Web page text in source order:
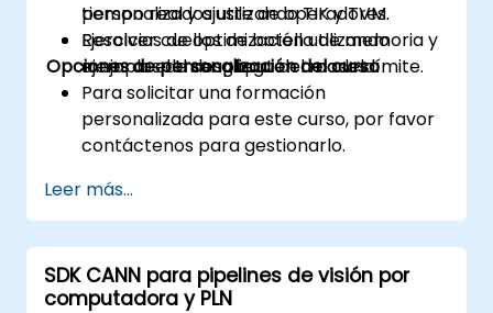
personalizados utilizando TIK y TVM.
Resolver cuellos de botella de memoria y
mejorar el throughput del modelo.
tiempo real y ajuste de operadores.
Ejercicios de optimización utilizando
ejemplos de despliegue en casos límite.
Opciones de personalización del curso
Para solicitar una formación
personalizada para este curso, por favor
contáctenos para gestionarlo.
Leer más...
SDK CANN para pipelines de visión por
computadora y PLN